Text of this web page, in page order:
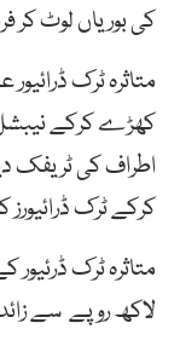
کی بوریاں لوٹ کر
متاثرہ ٹرک
کھڑے کرکے
اطراف کی ٹریفک
کرکے ٹرک ڈرائیورز
لاکھ روپے سے